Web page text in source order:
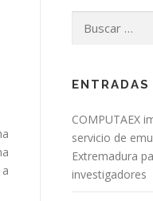
COMPUTAEX
servicio de
Extremadura
investigadores